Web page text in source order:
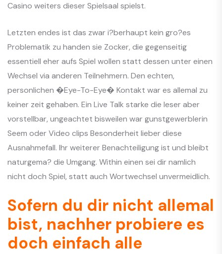
Casino weiters dieser Spielsaal spielst.
Letzten endes ist das zwar i?berhaupt kein gro?es
Problematik zu handen sie Zocker, die gegenseitig
essentiell eher aufs Spiel wollen statt dessen unter einen
Wechsel via anderen Teilnehmern. Den echten,
personlichen �Eye-To-Eye� Kontakt war es allemal zu
keiner zeit gehaben. Ein Live Talk starke die leser aber
vorstellbar, ungeachtet bisweilen war gunstgewerblerin
Seem oder Video clips Besonderheit lieber diese
Ausnahmefall. Ihr weiterer Benachteiligung ist und bleibt
naturgema? die Umgang. Within einen sei dir namlich
nicht doch Spiel, statt auch Wortwechsel unvermeidlich.
Sofern du dir nicht allemal
bist, nachher probiere es
doch einfach alle